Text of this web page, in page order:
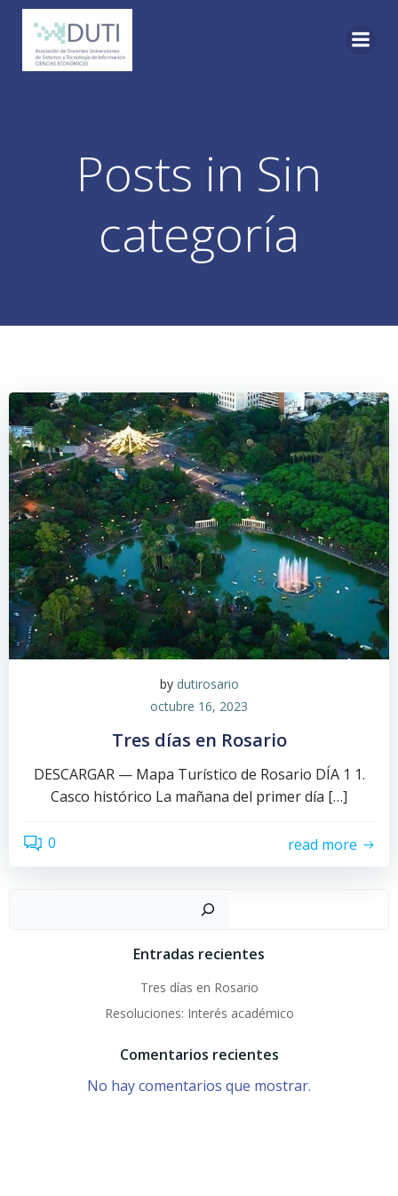
Posts in Sin
categoría
by dutirosario
octubre 16, 2023
Tres días en Rosario
DESCARGAR — Mapa Turístico de Rosario DÍA 1 1.
Casco histórico La mañana del primer día […]
0 read more
Buscar
Entradas recientes
Tres días en Rosario
Resoluciones: Interés académico
Comentarios recientes
No hay comentarios que mostrar.